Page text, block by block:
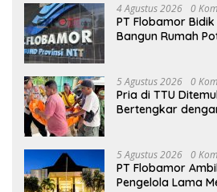
4 Agustus 2026 0
PT Flobamor
Bangun Rumah
5 Agustus 2026 0
Pria di TTU
Bertengkar
5 Agustus 2026 0
PT Flobamor
Pengelola Lama